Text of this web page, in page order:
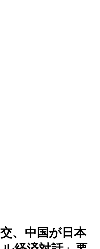
、中国が日本